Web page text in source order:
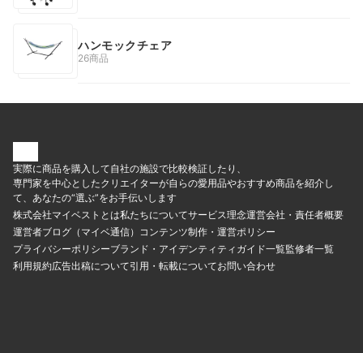
ハンモックチェア
26商品
実際に商品を購入して自社の施設で比較検証したり、
専門家を中心としたクリエイターが自らの愛用品やおすすめ商品を紹介し
て、あなたの“選ぶ”をお手伝いします
株式会社マイベストとは私たちについてサービス理念運営会社・責任者概要
運営者ブログ（マイベ通信） コンテンツ制作・運営ポリシー
プライバシーポリシーブランド・アイデンティティ ガイド一覧監修者一覧
利用規約広告出稿について引用・転載についてお問い合わせ